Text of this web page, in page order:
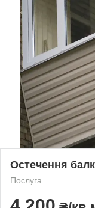
Остечення
Послуга